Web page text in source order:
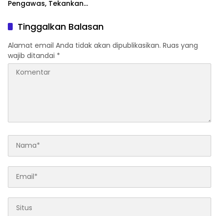
Pengawas, Tekankan
PublikTinggalkan Balasan
Alamat email Anda tidak akan dipublikasikan. Ruas yang
wajib ditandai *